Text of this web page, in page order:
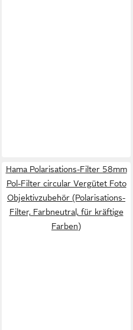
Hama Polarisations-Filter 58mm
Pol-Filter circular Vergütet Foto
Objektivzubehör (Polarisations-
Filter, Farbneutral, für kräftige
Farben)